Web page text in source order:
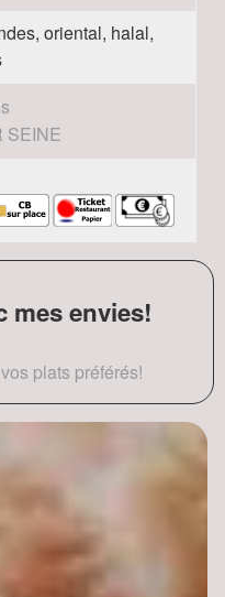
oriental, halal,
SEINE
mes envies!
plats préférés!